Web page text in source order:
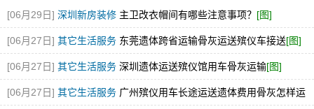
[06月29日] 深圳新房装修 主卫改衣帽间有哪些注意事项？ [图]
[06月27日] 其它生活服务 东莞遗体跨省运输骨灰运送殡仪车接送[图]
[06月27日] 其它生活服务 深圳遗体运送殡仪馆用车骨灰运输[图]
[06月27日] 其它生活服务 广州殡仪用车长途运送遗体费用骨灰怎样运